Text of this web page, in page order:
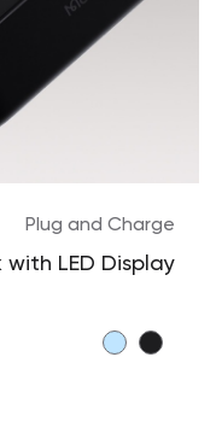
Plug and Charge
Power Bank
with LED Display